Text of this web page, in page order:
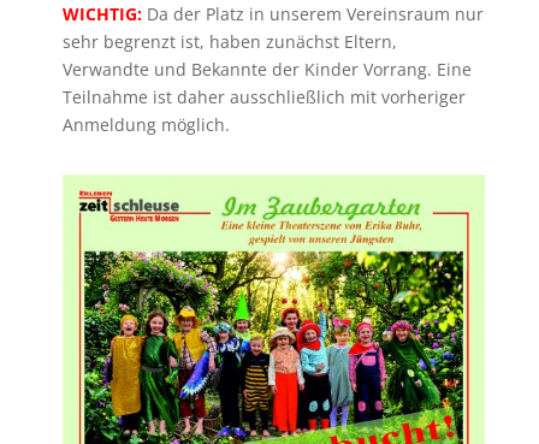
WICHTIG: Da der Platz in unserem Vereinsraum nur
sehr begrenzt ist, haben zunächst Eltern,
Verwandte und Bekannte der Kinder Vorrang. Eine
Teilnahme ist daher ausschließlich mit vorheriger
Anmeldung möglich.